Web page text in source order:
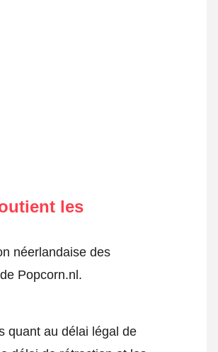
les
néerlandaise des
Popcorn.nl.
quant au délai légal de